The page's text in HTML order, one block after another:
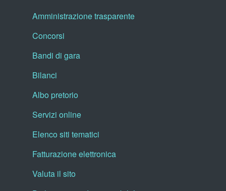
Amministrazione trasparente
Concorsi
Bandi di gara
Bilanci
Albo pretorio
Servizi online
Elenco siti tematici
Fatturazione elettronica
Valuta il sito